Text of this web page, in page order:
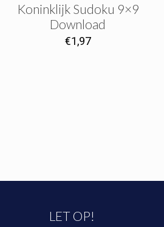
Koninklijk Sudoku 9×9
Download
€1,97
LET OP!